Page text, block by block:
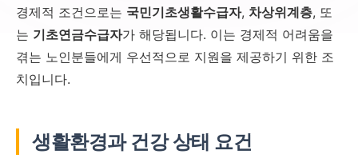
경제적 조건으로는 국민기초생활수급자, 차상위계층, 또
는 기초연금수급자가 해당됩니다. 이는 경제적 어려움을
겪는 노인분들에게 우선적으로 지원을 제공하기 위한 조
치입니다.
생활환경과 건강 상태 요건